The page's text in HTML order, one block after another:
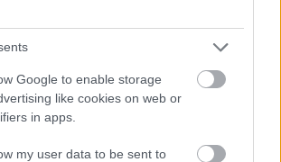
Google to enable storage
like cookies on web or
in apps.
my user data to be sent to